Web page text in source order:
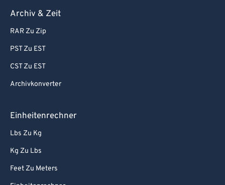
Archiv & Zeit
RAR Zu Zip
PST Zu EST
CST Zu EST
Archivkonverter
Einheitenrechner
Lbs Zu Kg
Kg Zu Lbs
Feet Zu Meters